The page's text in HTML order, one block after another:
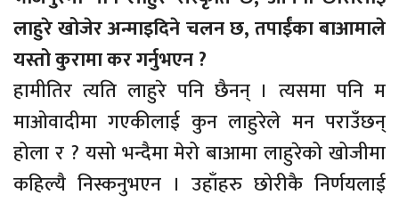
लाहुरे खोजेर अन्माइदिने चलन छ, तपाईंका बाआमाले
यस्तो कुरामा कर गर्नुभएन ?
हामीतिर त्यति लाहुरे पनि छैनन् । त्यसमा पनि म
माओवादीमा गएकीलाई कुन लाहुरेले मन पराउँछन्
होला र ? यसो भन्दैमा मेरो बाआमा लाहुरेको खोजीमा
कहिल्यै निस्कनुभएन । उहाँहरु छोरीकै निर्णयलाई